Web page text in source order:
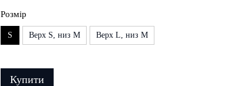
Розмір
S Верх S, низ M Верх L, низ M
Купити